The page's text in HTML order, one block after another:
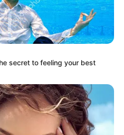
secret to feeling your best